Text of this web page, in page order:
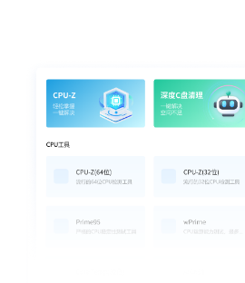
月光下的猫
置流程，还让我能够迅速解